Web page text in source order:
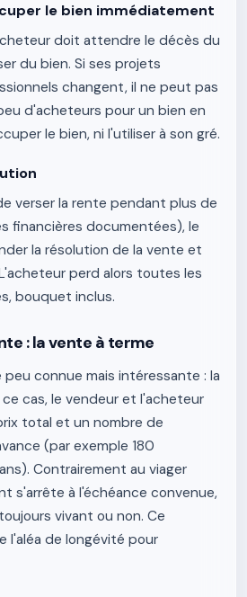
le bien immédiatement
doit attendre le décès du
du bien. Si ses projets
changent, il ne peut pas
d'acheteurs pour un bien en
le bien, ni l'utiliser à son gré.
verser la rente pendant plus de
financières documentées), le
la résolution de la vente et
perd alors toutes les
bouquet inclus.
: la vente à terme
connue mais intéressante : la
cas, le vendeur et l'acheteur
total et un nombre de
(par exemple 180
Contrairement au viager
s'arrête à l'échéance convenue,
vivant ou non. Ce
l'aléa de longévité pour